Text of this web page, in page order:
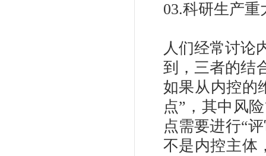
03.科研生产
人们经常讨论
到，三者的结
如果从内控的
点”，其中风
点需要进行“
不是内控主体